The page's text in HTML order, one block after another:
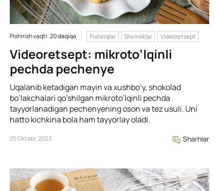
Pishirish vaqti: 20 daqiqa Pishiriqlar Shirinliklar Videoretsept
Videoretsept: mikroto’lqinli
pechda pechenye
Uqalanib ketadigan mayin va xushbo’y, shokolad
bo’lakchalari qo’shilgan mikroto’lqinli pechda
tayyorlanadigan pechenyening oson va tez usuli. Uni
hatto kichkina bola ham tayyorlay oladi.
25 Oktabr, 2023 Sharhlar